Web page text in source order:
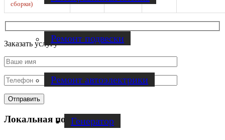
Ремонт подвески
Ремонт автоэлектрики
Генератор
сборки)
Заказать услугу
Локальная покраска Audi